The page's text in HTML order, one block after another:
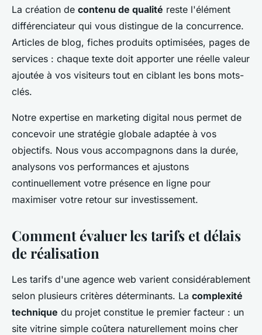
La création de contenu de qualité reste l'élément
différenciateur qui vous distingue de la concurrence.
Articles de blog, fiches produits optimisées, pages de
services : chaque texte doit apporter une réelle valeur
ajoutée à vos visiteurs tout en ciblant les bons mots-
clés.
Notre expertise en marketing digital nous permet de
concevoir une stratégie globale adaptée à vos
objectifs. Nous vous accompagnons dans la durée,
analysons vos performances et ajustons
continuellement votre présence en ligne pour
maximiser votre retour sur investissement.
Comment évaluer les tarifs et délais
de réalisation
Les tarifs d'une agence web varient considérablement
selon plusieurs critères déterminants. La complexité
technique du projet constitue le premier facteur : un
site vitrine simple coûtera naturellement moins cher